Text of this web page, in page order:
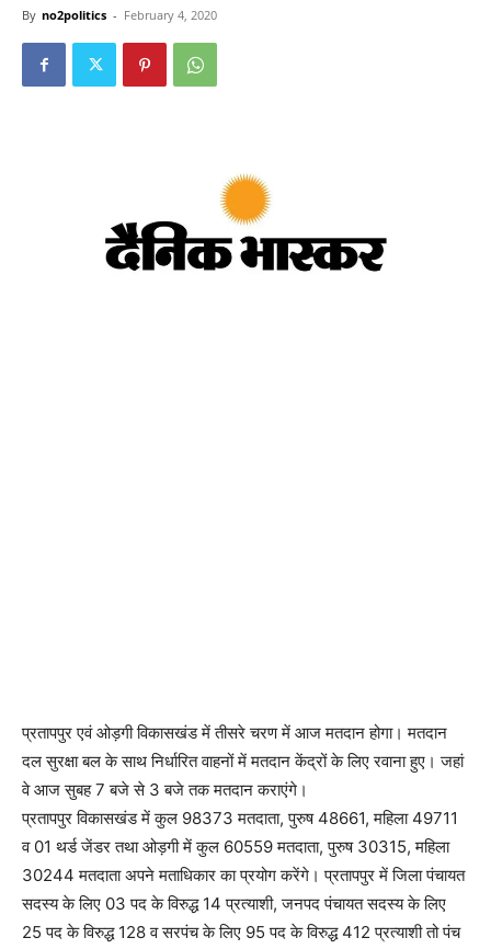
By no2politics - February 4, 2020
प्रतापपुर एवं ओड़गी विकासखंड में तीसरे चरण में आज मतदान होगा। मतदान
दल सुरक्षा बल के साथ निर्धारित वाहनों में मतदान केंद्रों के लिए रवाना हुए। जहां
वे आज सुबह 7 बजे से 3 बजे तक मतदान कराएंगे।
प्रतापपुर विकासखंड में कुल 98373 मतदाता, पुरुष 48661, महिला 49711
व 01 थर्ड जेंडर तथा ओड़गी में कुल 60559 मतदाता, पुरुष 30315, महिला
30244 मतदाता अपने मताधिकार का प्रयोग करेंगे। प्रतापपुर में जिला पंचायत
सदस्य के लिए 03 पद के विरुद्ध 14 प्रत्याशी, जनपद पंचायत सदस्य के लिए
25 पद के विरुद्ध 128 व सरपंच के लिए 95 पद के विरुद्ध 412 प्रत्याशी तो पंच